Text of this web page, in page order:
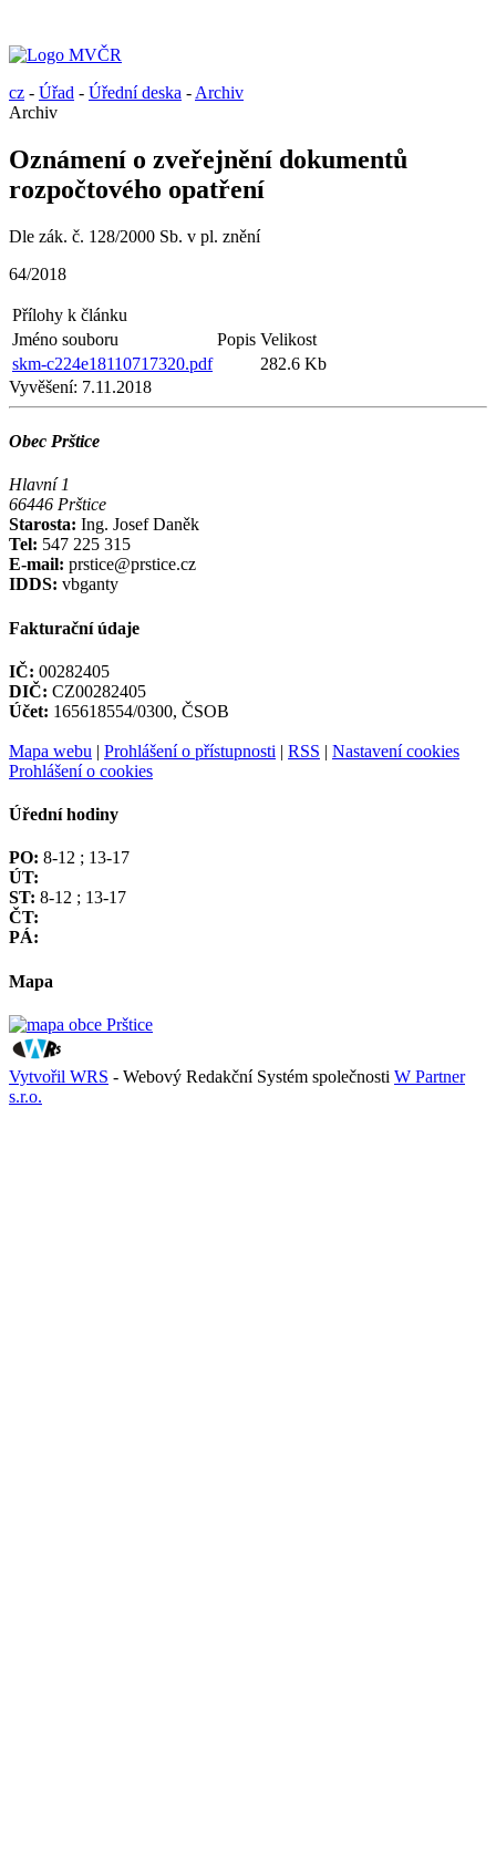
cz - Úřad - Úřední deska - Archiv
Archiv
Oznámení o zveřejnění dokumentů
rozpočtového opatření
Dle zák. č. 128/2000 Sb. v pl. znění
64/2018
Přílohy k článku
Jméno souboru
Popis Velikost
skm-c224e18110717320.pdf
282.6 Kb
Vyvěšení: 7.11.2018
Obec Prštice
Hlavní 1
66446 Prštice
Starosta: Ing. Josef Daněk
Tel: 547 225 315
E-mail: prstice@prstice.cz
IDDS: vbganty
Fakturační údaje
IČ: 00282405
DIČ: CZ00282405
Účet: 165618554/0300, ČSOB
Mapa webu | Prohlášení o přístupnosti | RSS | Nastavení cookies
Prohlášení o cookies
Úřední hodiny
PO: 8-12 ; 13-17
ÚT:
ST: 8-12 ; 13-17
ČT:
PÁ:
Mapa
Vytvořil WRS - Webový Redakční Systém společnosti W Partner
s.r.o.